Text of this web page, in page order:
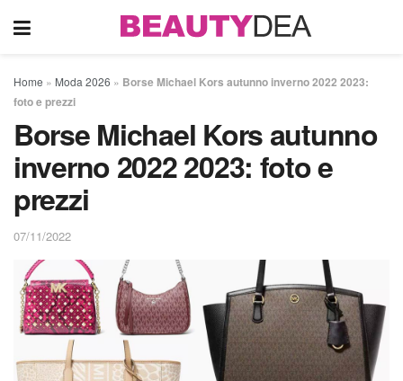
Home » Moda 2026 » Borse Michael Kors autunno inverno 2022 2023:
foto e prezzi
Borse Michael Kors autunno
inverno 2022 2023: foto e
prezzi
07/11/2022